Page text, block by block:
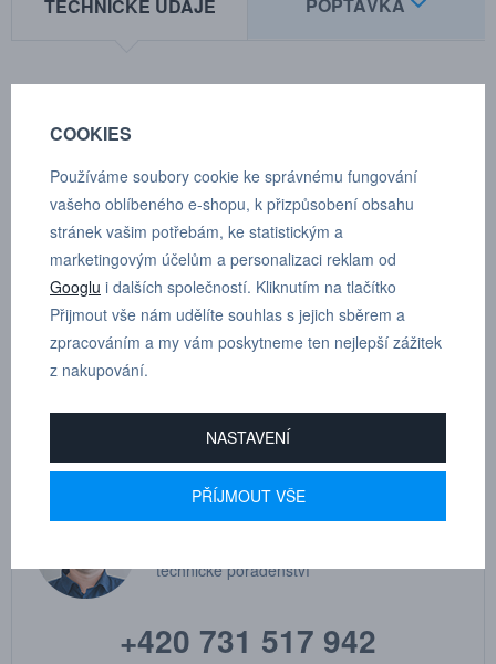
TECHNICKÉ ÚDAJE
Hmotnost: 14 g
Materiál: Těleso - Mosaz
Těsnění - NBR
Rozsah teplot: -20°C až +200°C
Provozní tlak: -0,95 až 35 bar
Průtok: 560 l/min
MARTIN
technické poradenství
+420 731 517 942
COOKIES
Používáme soubory cookie ke správnému fungování
vašeho oblíbeného e-shopu, k přizpůsobení obsahu
stránek vašim potřebám, ke statistickým a
marketingovým účelům a personalizaci reklam od
Googlu i dalších společností. Kliknutím na tlačítko
Přijmout vše nám udělíte souhlas s jejich sběrem a
zpracováním a my vám poskytneme ten nejlepší zážitek
z nakupování.
NASTAVENÍ
PŘÍJMOUT VŠE